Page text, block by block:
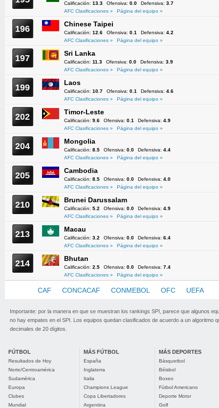
Calificación: 13.3 Ofensiva: 0.0 Defensiva: 3.7
AFC Clasificaciones »
Página del equipo »
196 Chinese Taipei
Calificación: 12.6 Ofensiva: 0.1 Defensiva: 4.2
AFC Clasificaciones »
Página del equipo »
197 Sri Lanka
Calificación: 11.3 Ofensiva: 0.0 Defensiva: 3.9
AFC Clasificaciones »
Página del equipo »
199 Laos
Calificación: 10.7 Ofensiva: 0.1 Defensiva: 4.6
AFC Clasificaciones »
Página del equipo »
202 Timor-Leste
Calificación: 9.6 Ofensiva: 0.1 Defensiva: 4.9
AFC Clasificaciones »
Página del equipo »
204 Mongolia
Calificación: 8.5 Ofensiva: 0.0 Defensiva: 4.4
AFC Clasificaciones »
Página del equipo »
205 Cambodia
Calificación: 8.5 Ofensiva: 0.0 Defensiva: 4.0
AFC Clasificaciones »
Página del equipo »
210 Brunei Darussalam
Calificación: 5.2 Ofensiva: 0.0 Defensiva: 4.9
AFC Clasificaciones »
Página del equipo »
213 Macau
Calificación: 3.2 Ofensiva: 0.0 Defensiva: 6.4
AFC Clasificaciones »
Página del equipo »
214 Bhutan
Calificación: 2.5 Ofensiva: 0.0 Defensiva: 7.4
AFC Clasificaciones »
Página del equipo »
CAF CONCACAF CONMEBOL OFC UEFA
Importante: por la manera en que se muestran los rankings SPI, parece que algunos
no hay empates en el SPI. Los equipos quedan clasificados de acuerdo a un algoritmo
decimales de 20 dígitos.
FÚTBOL
Resultados de Hoy
Norte/Centroamérica
Sudamérica
Europa
Clubes
Mundial
MÁS FÚTBOL
España
Inglaterra
Italia
Champions League
Copa Libertadores
Argentina
MÁS DEPORTES
Básquetbol
Béisbol
Boxeo
Fútbol Americano
Deporte Motor
Golf